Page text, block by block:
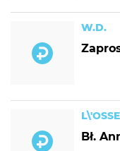
W.D.
Bł.